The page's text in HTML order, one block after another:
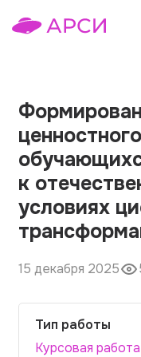
Темы работ
О сервисе
О компании
Отзывы
Контакты
к
условиях
15 декабря 2025
Тип работы
Курсовая работа